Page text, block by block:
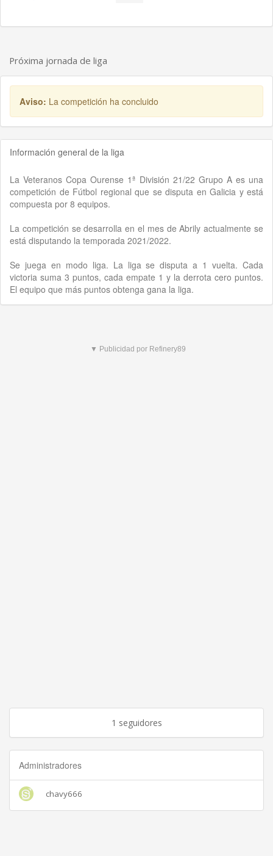
Próxima jornada de liga
Aviso: La competición ha concluido
Información general de la liga
La Veteranos Copa Ourense 1ª División 21/22 Grupo A es una
competición de Fútbol regional que se disputa en Galicia y está
compuesta por 8 equipos.
La competición se desarrolla en el mes de Abrily actualmente se
está disputando la temporada 2021/2022.
Se juega en modo liga. La liga se disputa a 1 vuelta. Cada
victoria suma 3 puntos, cada empate 1 y la derrota cero puntos.
El equipo que más puntos obtenga gana la liga.
▼ Publicidad por Refinery89
1 seguidores
Administradores
chavy666